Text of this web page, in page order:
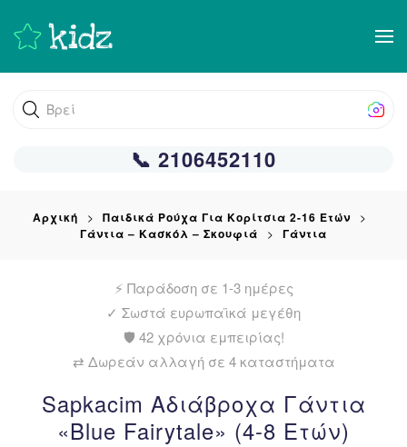
Skip
to
content
Βρείτε αυτ
📞 2106452110
Αρχική
Παιδικά Ρούχα Για Κορίτσια 2-16 Ετών
Γάντια – Κασκόλ – Σκουφιά
Γάντια
⚡ Παράδοση σε 1-3 ημέρες
✓ Σωστά ευρωπαϊκά μεγέθη
🛡️ 42 χρόνια εμπειρίας!
⇄ Δωρεάν αλλαγή σε 4 καταστήματα
Sapkacim Αδιάβροχα Γάντια
«Blue Fairytale» (4-8 Ετών)